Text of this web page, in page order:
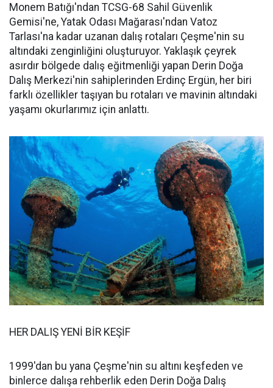
Monem Batığı'ndan TCSG-68 Sahil Güvenlik
Gemisi'ne, Yatak Odası Mağarası'ndan Vatoz
Tarlası'na kadar uzanan dalış rotaları Çeşme'nin su
altındaki zenginliğini oluşturuyor. Yaklaşık çeyrek
asırdır bölgede dalış eğitmenliği yapan Derin Doğa
Dalış Merkezi'nin sahiplerinden Erdinç Ergün, her biri
farklı özellikler taşıyan bu rotaları ve mavinin altındaki
yaşamı okurlarımız için anlattı.
HER DALIŞ YENİ BİR KEŞİF
1999'dan bu yana Çeşme'nin su altını keşfeden ve
binlerce dalışa rehberlik eden Derin Doğa Dalış